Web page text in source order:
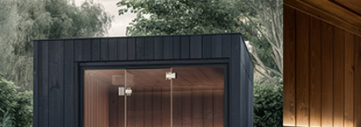
לדלג
לתוכן